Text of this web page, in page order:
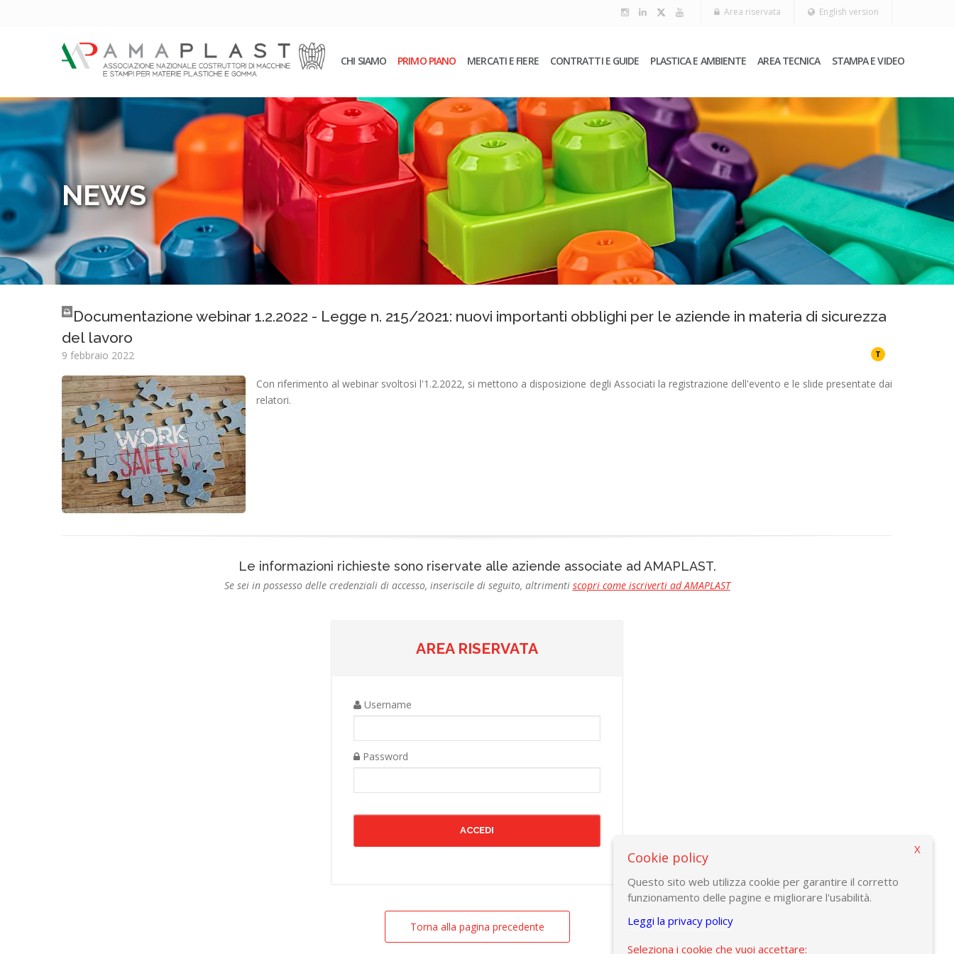
English version
Area riservata
CHI SIAMO PRIMO PIANO MERCATI E FIERE CONTRATTI E GUIDE PLASTICA E AMBIENTE AREA TECNICA STAMPA E VIDEO
NEWS
Documentazione webinar 1.2.2022 - Legge n. 215/2021: nuovi importanti obblighi per le aziende in materia di sicurezza
del lavoro
9 febbraio 2022 T
Con riferimento al webinar svoltosi l'1.2.2022, si mettono a disposizione degli Associati la registrazione dell'evento e le slide presentate dai
relatori.
Le informazioni richieste sono riservate alle aziende associate ad AMAPLAST.
Se sei in possesso delle credenziali di accesso, inseriscile di seguito, altrimenti scopri come iscriverti ad AMAPLAST
AREA RISERVATA
Username
Password
Torna alla pagina precedente
Cookie policy
Questo sito web utilizza cookie per garantire il corretto
funzionamento delle pagine e migliorare l'usabilità.
Leggi la privacy policy
Seleziona i cookie che vuoi accettare:
X